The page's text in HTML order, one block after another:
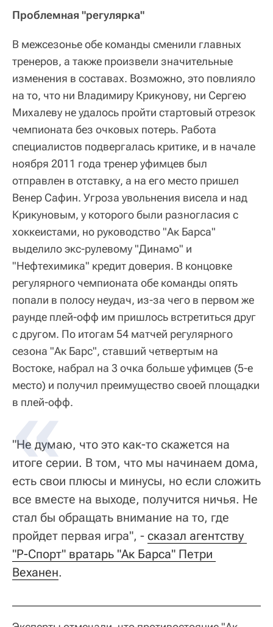
Проблемная "регулярка"
В межсезонье обе команды сменили главных
тренеров, а также произвели значительные
изменения в составах. Возможно, это повлияло
на то, что ни Владимиру Крикунову, ни Сергею
Михалеву не удалось пройти стартовый отрезок
чемпионата без очковых потерь. Работа
специалистов подвергалась критике, и в начале
ноября 2011 года тренер уфимцев был
отправлен в отставку, а на его место пришел
Венер Сафин. Угроза увольнения висела и над
Крикуновым, у которого были разногласия с
хоккеистами, но руководство "Ак Барса"
выделило экс-рулевому "Динамо" и
"Нефтехимика" кредит доверия. В концовке
регулярного чемпионата обе команды опять
попали в полосу неудач, из-за чего в первом же
раунде плей-офф им пришлось встретиться друг
с другом. По итогам 54 матчей регулярного
сезона "Ак Барс", ставший четвертым на
Востоке, набрал на 3 очка больше уфимцев (5-е
место) и получил преимущество своей площадки
в плей-офф.
"Не думаю, что это как-то скажется на
итоге серии. В том, что мы начинаем дома,
есть свои плюсы и минусы, но если сложить
все вместе на выходе, получится ничья. Не
стал бы обращать внимание на то, где
пройдет первая игра", - сказал агентству
"Р-Спорт" вратарь "Ак Барса" Петри
Веханен.